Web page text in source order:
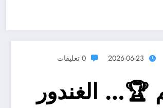
2026-06-23 0 تعليقات
🏆… الغندور